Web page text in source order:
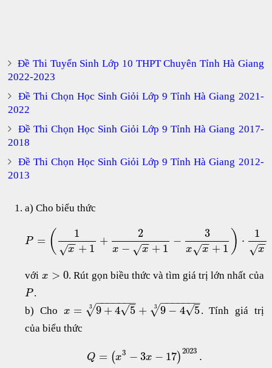
Đề Thi Tuyển Sinh Lớp 10 THPT Chuyên Tỉnh Hà Giang
2022-2023
Đề Thi Chọn Học Sinh Giỏi Lớp 9 Tỉnh Hà Giang 2021-
2022
Đề Thi Chọn Học Sinh Giỏi Lớp 9 Tỉnh Hà Giang 2017-
2018
Đề Thi Chọn Học Sinh Giỏi Lớp 9 Tỉnh Hà Giang 2012-
2013
a) Cho biểu thức
P = ( 1
x
−
−
√ + 1
+
2
x − x
−
−
√ + 1
−
3
x x
−
−
√ + 1 ) ⋅
1
x
−
−
√
với x > 0. Rút gọn biều thức và tìm giá trị lớn nhất của
P .
b) Cho x = 9 + 4 5
–
√
− −
−−−−−
√
3 + 9 − 4 5
–
√
− −
−−−−−
√
3
. Tính giá trị
của biểu thức
Q = (x3 − 3x − 17) 2023 .